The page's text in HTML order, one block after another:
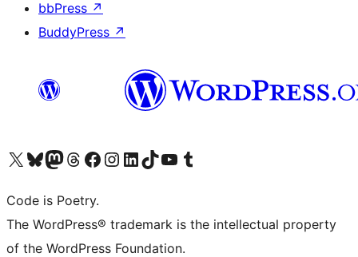
bbPress ↗
BuddyPress ↗
Visita il nostro account X (ex Twitter)
Visita il nostro account Bluesky
Visita il nostro account Mastodon
Visita il nostro account Threads
Visita la nostra pagina Facebook
Visita il nostro account Instagram
Visita il nostro account LinkedIn
Visita il nostro account TikTok
Visita il nostro canale YouTube
Visita il nostro account Tumblr
Code is Poetry.
The WordPress® trademark is the intellectual property
of the WordPress Foundation.